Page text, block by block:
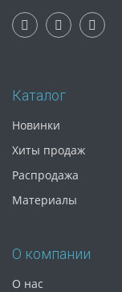
Каталог
Новинки
Хиты продаж
Распродажа
Материалы
О компании
О нас